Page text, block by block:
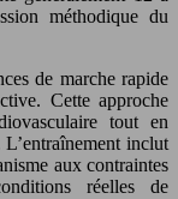
méthodique du
de marche rapide
Cette approche
tout en
inclut
aux contraintes
réelles de